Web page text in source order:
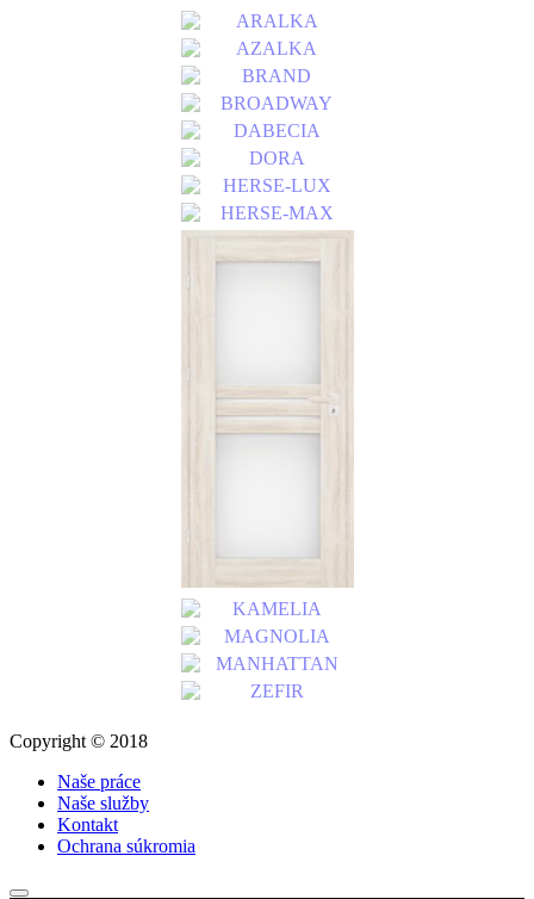
Copyright © 2018
Naše práce
Naše služby
Kontakt
Ochrana súkromia